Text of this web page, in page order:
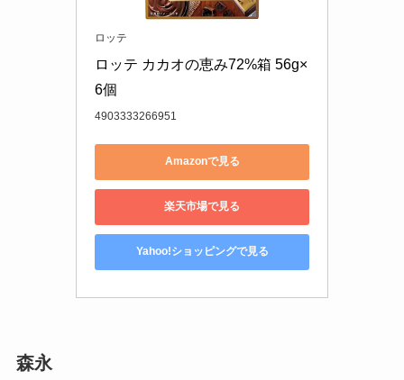
ロッテ
ロッテ カカオの恵み72%箱 56g×
6個
4903333266951
Amazonで見る
楽天市場で見る
Yahoo!ショッピングで見る
森永